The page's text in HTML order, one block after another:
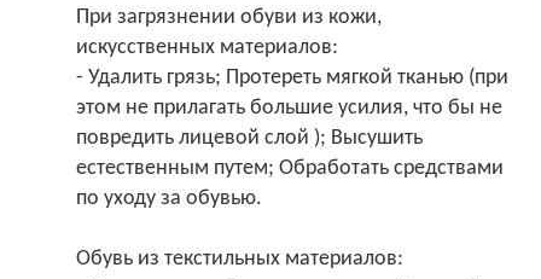
При загрязнении обуви из кожи,
искусственных материалов:
- Удалить грязь; Протереть мягкой тканью (при
этом не прилагать большие усилия, что бы не
повредить лицевой слой ); Высушить
естественным путем; Обработать средствами
по уходу за обувью.
Обувь из текстильных материалов: